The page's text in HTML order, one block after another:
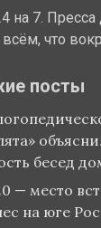
на 7. Пресса
что
посты
бесед
— место
на юге